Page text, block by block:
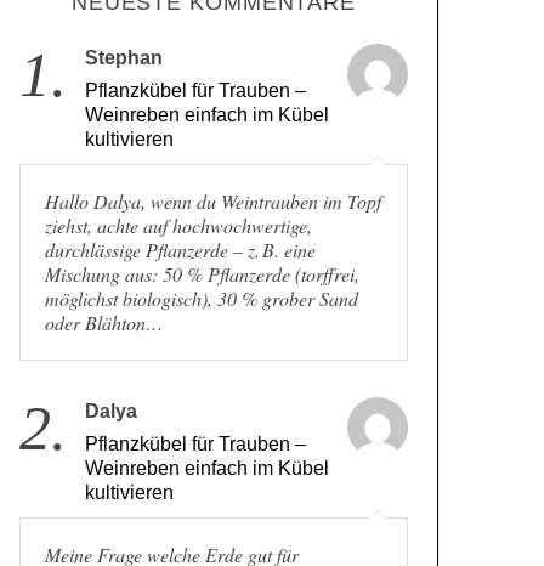
1.
Stephan
Pflanzkübel für Trauben –
Weinreben einfach im Kübel
kultivieren
Hallo Dalya, wenn du Weintrauben im Topf
ziehst, achte auf hochwochwertige,
durchlässige Pflanzerde – z. B. eine
Mischung aus: 50 % Pflanzerde (torffrei,
möglichst biologisch), 30 % grober Sand
oder Blähton…
2.
Dalya
Pflanzkübel für Trauben –
Weinreben einfach im Kübel
kultivieren
Meine Frage welche Erde gut für